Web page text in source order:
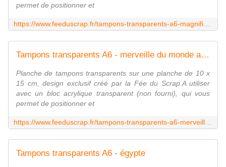
permet de positionner et
Tampons transparents A6 - merveille du monde antique
Planche de tampons transparents sur une planche de 10 x
15 cm, design exclusif créé par la Fée du Scrap.A utiliser
avec un bloc acrylique transparent (non fourni), qui vous
permet de positionner et
Tampons transparents A6 - égypte